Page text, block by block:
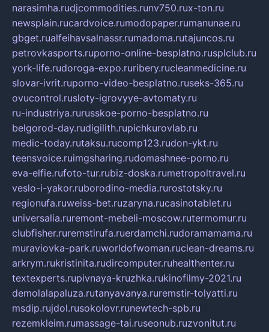
narasimha.rudjcommodities.runv750.rux-ton.ru
newsplain.rucardvoice.rumodopaper.rumanunae.ru
gbget.rualfeihavsalnassr.rumadoma.rutajuncos.ru
petrovkasports.ruporno-online-besplatno.rusplclub.ru
york-life.rudoroga-expo.ruribery.rucleanmedicine.ru
slovar-ivrit.ruporno-video-besplatno.ruseks-365.ru
ovucontrol.rusloty-igrovyye-avtomaty.ru
ru-industriya.rurusskoe-porno-besplatno.ru
belgorod-day.rudigilith.rupichkurovlab.ru
medic-today.rutaksu.rucomp123.rudon-ykt.ru
teensvoice.ruimgsharing.rudomashnee-porno.ru
eva-elfie.rufoto-tur.rubiz-doska.rumetropoltravel.ru
veslo-i-yakor.ruborodino-media.rurostotsky.ru
regionufa.ruweiss-bet.ruzaryna.rucasinotablet.ru
universalia.ruremont-mebeli-moscow.rutermomur.ru
clubfisher.ruremstirufa.ruerdamchi.rudoramamama.ru
muraviovka-park.ruworldofwoman.ruclean-dreams.ru
arkrym.rukristinita.rudircomputer.ruhealthenter.ru
textexperts.rupivnaya-kruzhka.rukinofilmy-2021.ru
demolalapaluza.rutanyavanya.ruremstir-tolyatti.ru
msdip.rujdol.rusokolovr.runewtech-spb.ru
rezemkleim.rumassage-tai.ruseonub.ruzvonitut.ru